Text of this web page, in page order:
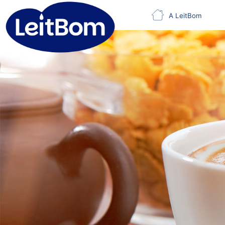
A LeitBom